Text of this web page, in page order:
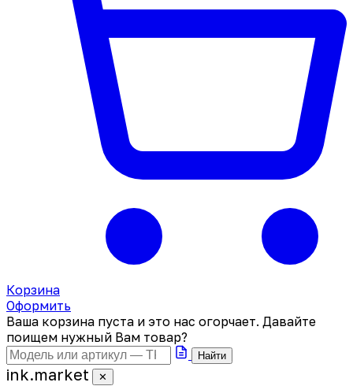
Корзина
Оформить
Ваша корзина пуста и это нас огорчает. Давайте
поищем нужный Вам товар?
Найти
ink.market ✕